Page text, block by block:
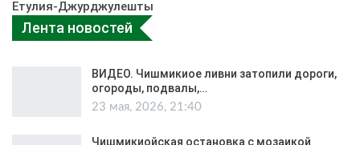
Етулия-Джурджулешты
Лента новостей
ВИДЕО. Чишмикиое ливни затопили дороги,
огороды, подвалы,…
23 мая, 2026, 21:40
Чишмикиойская остановка с мозаикой